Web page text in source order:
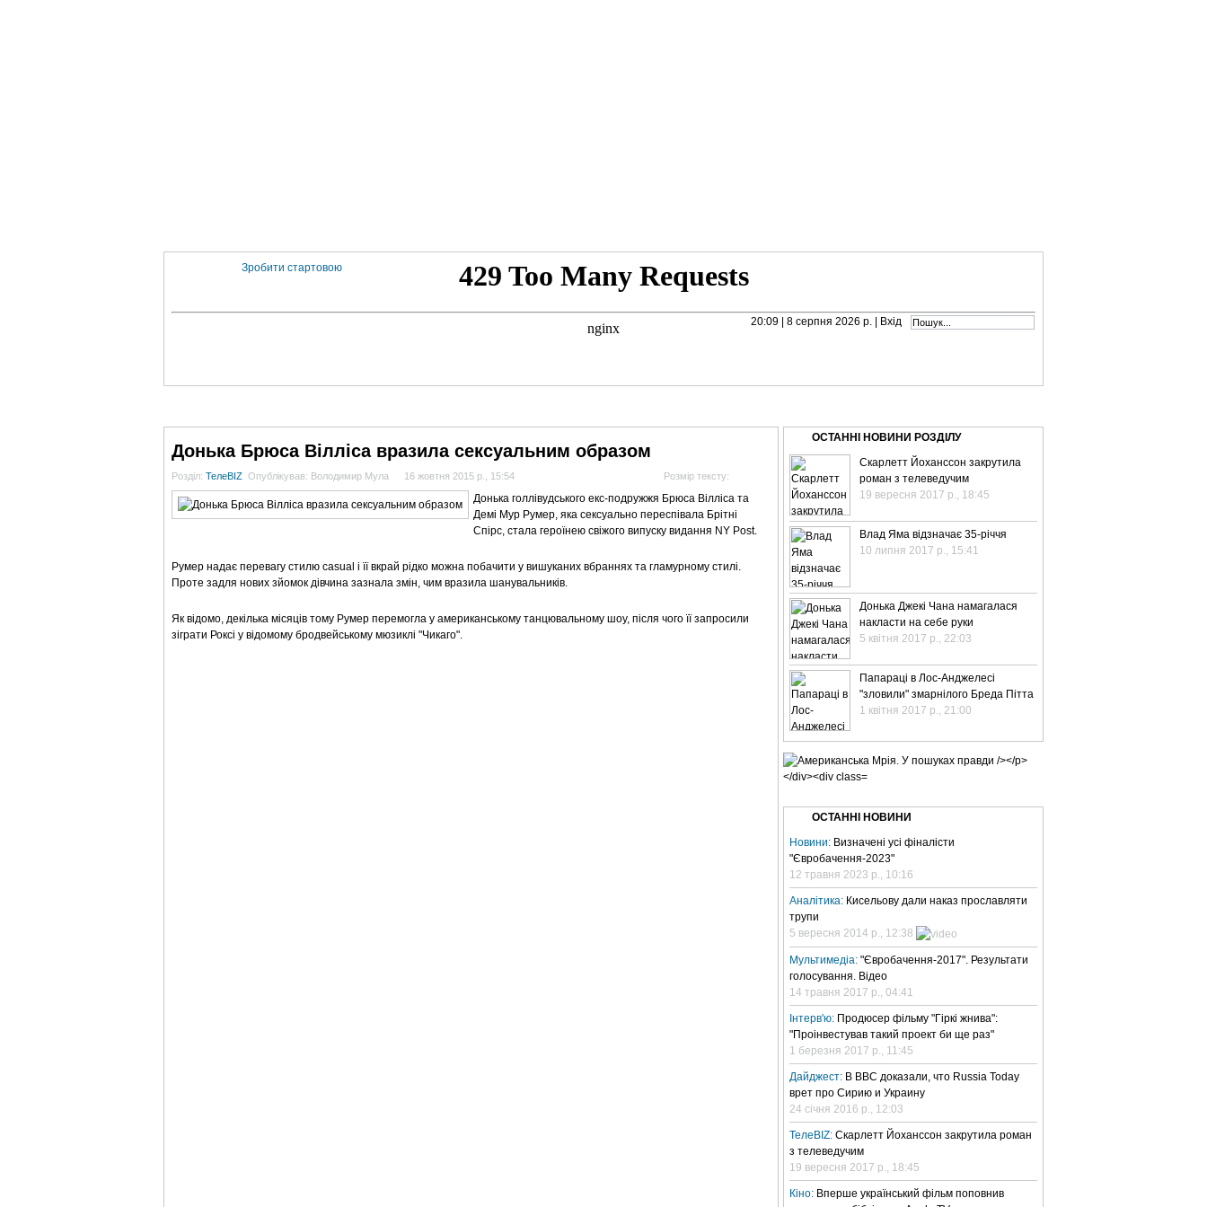
Зробити стартовою
20:09 | 8 серпня 2026 р. | Вхід
Донька Брюса Вілліса вразила сексуальним образом
Розмір тексту:
Розділ: ТелеBIZ Опублікував: Володимир Мула 16 жовтня 2015 р., 15:54
Донька голлівудського екс-подружжя Брюса Вілліса та
Демі Мур Румер, яка сексуально переспівала Брітні
Спірс, стала героїнею свіжого випуску видання NY Post.
Румер надає перевагу стилю casual і її вкрай рідко можна побачити у вишуканих вбраннях та гламурному стилі.
Проте задля нових зйомок дівчина зазнала змін, чим вразила шанувальників.
Як відомо, декілька місяців тому Румер перемогла у американському танцювальному шоу, після чого її запросили
зіграти Роксі у відомому бродвейському мюзиклі "Чикаго".
ОСТАННІ НОВИНИ РОЗДІЛУ
Скарлетт Йоханссон закрутила
роман з телеведучим
19 вересня 2017 р., 18:45
Влад Яма відзначає 35-річчя
10 липня 2017 р., 15:41
Донька Джекі Чана намагалася
накласти на себе руки
5 квітня 2017 р., 22:03
Папараці в Лос-Анджелесі
"зловили" змарнілого Бреда Пітта
1 квітня 2017 р., 21:00
ОСТАННІ НОВИНИ
Новини: Визначені усі фіналісти
"Євробачення-2023"
12 травня 2023 р., 10:16
Аналітика: Кисельову дали наказ прославляти
трупи
5 вересня 2014 р., 12:38
Мультимедіа: "Євробачення-2017". Результати
голосування. Відео
14 травня 2017 р., 04:41
Інтерв'ю: Продюсер фільму "Гіркі жнива":
"Проінвестував такий проект би ще раз"
1 березня 2017 р., 11:45
Дайджест: В BBC доказали, что Russia Today
врет про Сирию и Украину
24 січня 2016 р., 12:03
ТелеBIZ: Скарлетт Йоханссон закрутила роман
з телеведучим
19 вересня 2017 р., 18:45
Кіно: Вперше український фільм поповнив